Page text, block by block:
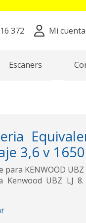
372 Mi cuenta
Escaners
3,6 v
KENWOOD UBZ
Kenwood UBZ LJ